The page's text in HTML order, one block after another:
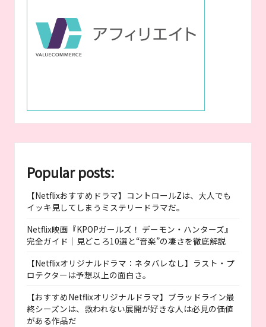
Popular posts:
【Netflixおすすめドラマ】コントロールZは、大人でも
イッキ見してしまうミステリードラマだ。
Netflix映画『KPOPガールズ！ デーモン・ハンターズ』
完全ガイド｜見どころ10選と“音楽”の凄さを徹底解説
【Netflixオリジナルドラマ：ネタバレなし】ラスト・プ
ロテクターは予想以上の面白さ。
【おすすめNetflixオリジナルドラマ】ブラッドライン最
終シーズンは、救われない展開が好きな人は必見の価値
がある作品だ